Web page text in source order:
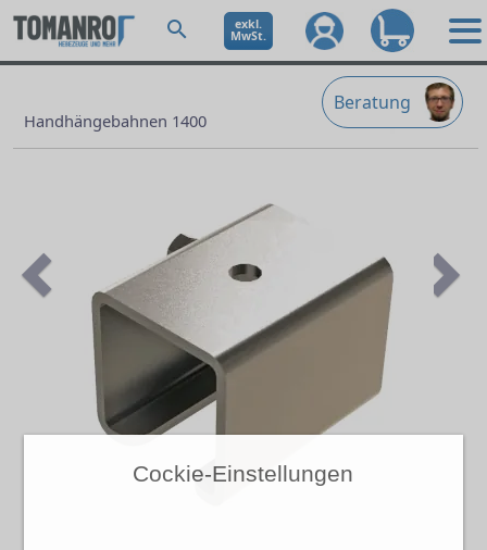
Cockie-Einstellungen
exkl.
MwSt.
Beratung
Handhängebahnen 1400
Previous